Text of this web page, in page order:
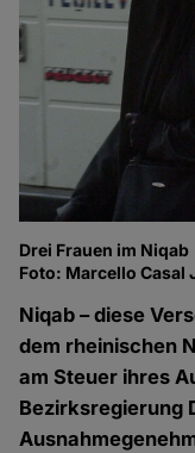
Drei Frauen im Niqab
Foto: Marcello
Niqab – diese
dem rheinischen
am Steuer ihres
Bezirksregierung